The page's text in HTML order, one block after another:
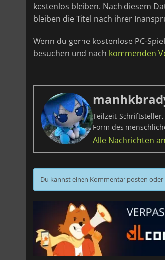
kostenlos bleiben. Nach diesem
bleiben die Titel nach ihrer
Wenn du gerne kostenlose PC-
besuchen und nach kommenden
Teilzeit-
Form des
Alle Nachrichten
Du kannst einen Kommentar posten